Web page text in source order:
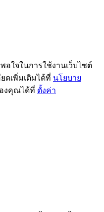
ใจในการใช้งานเว็บไซต์
ดเพิ่มเติมได้ที่ นโยบาย
งคุณได้ที่ ตั้งค่า